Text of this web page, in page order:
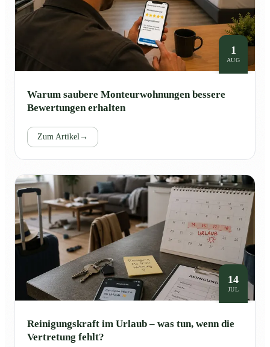
1
AUG
Warum saubere Monteurwohnungen bessere
Bewertungen erhalten
Zum Artikel →
14
JUL
Reinigungskraft im Urlaub – was tun, wenn die
Vertretung fehlt?